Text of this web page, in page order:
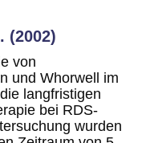
(2002)
von
und Whorwell im
langfristigen
bei RDS-
wurden